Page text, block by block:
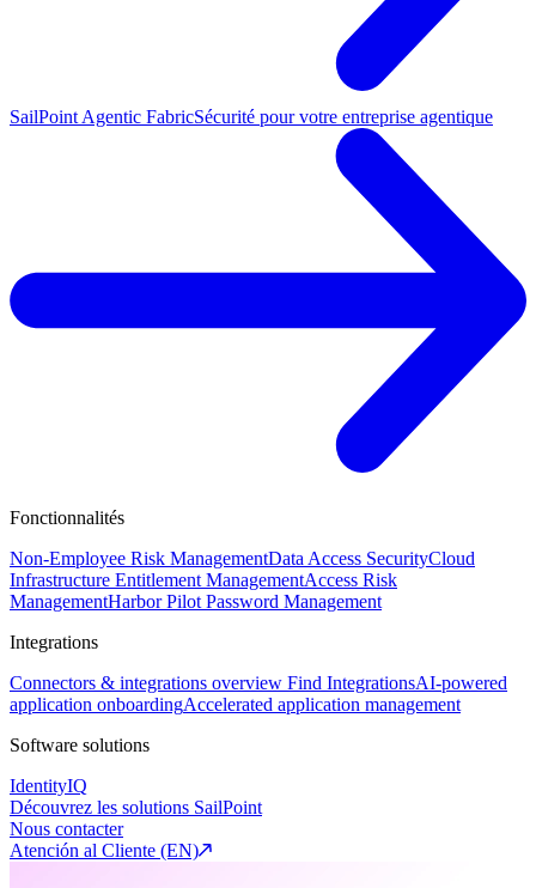
SailPoint Agentic FabricSécurité pour votre entreprise agentique
Fonctionnalités
Non-Employee Risk ManagementData Access SecurityCloud
Infrastructure Entitlement ManagementAccess Risk
ManagementHarbor Pilot Password Management
Integrations
Connectors & integrations overview Find IntegrationsAI-powered
application onboardingAccelerated application management
Software solutions
IdentityIQ
Découvrez les solutions SailPoint
Nous contacter
Atención al Cliente (EN)